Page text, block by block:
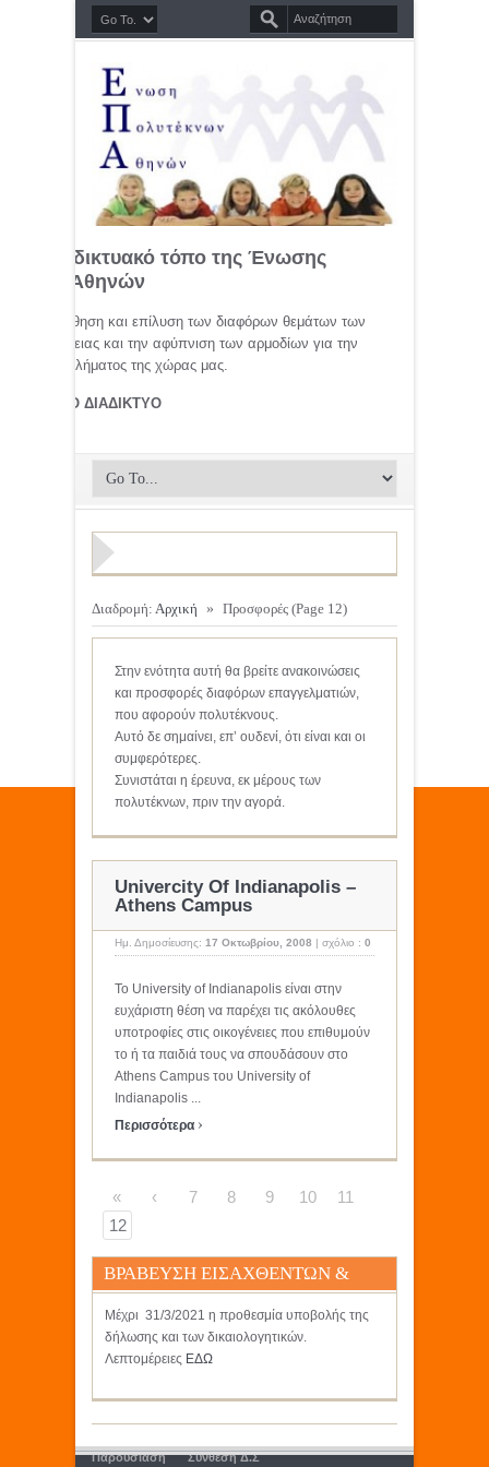
διαδικτυακό τόπο της Ένωσης
Αθηνών
προώθηση και επίλυση των διαφόρων θεμάτων των
οικογένειας και την αφύπνιση των αρμοδίων για την
προβλήματος της χώρας μας.
ΣΤΟ ΔΙΑΔΙΚΤΥΟ
Διαδρομή: Αρχική » Προσφορές (Page 12)
Στην ενότητα αυτή θα βρείτε ανακοινώσεις
και προσφορές διαφόρων επαγγελματιών,
που αφορούν πολυτέκνους.
Αυτό δε σημαίνει, επ’ ουδενί, ότι είναι και οι
συμφερότερες.
Συνιστάται η έρευνα, εκ μέρους των
πολυτέκνων, πριν την αγορά.
Univercity Of Indianapolis –
Athens Campus
Ημ. Δημοσίευσης: 17 Οκτωβρίου, 2008 | σχόλιο : 0
Το University of Indianapolis είναι στην
ευχάριστη θέση να παρέχει τις ακόλουθες
υποτροφίες στις οικογένειες που επιθυμούν
το ή τα παιδιά τους να σπουδάσουν στο
Athens Campus του University of
Indianapolis ...
Περισσότερα ›
« ‹ 7 8 9 10
11
12
ΒΡΑΒΕΥΣΗ ΕΙΣΑΧΘΕΝΤΩΝ &
ΠΤΥΧΙΟΥΧΩΝ 2020 & 2021
Μέχρι 31/3/2021 η προθεσμία υποβολής της
δήλωσης και των δικαιολογητικών.
Λεπτομέρειες ΕΔΩ
Παρουσίαση Σύνθεση Δ.Σ